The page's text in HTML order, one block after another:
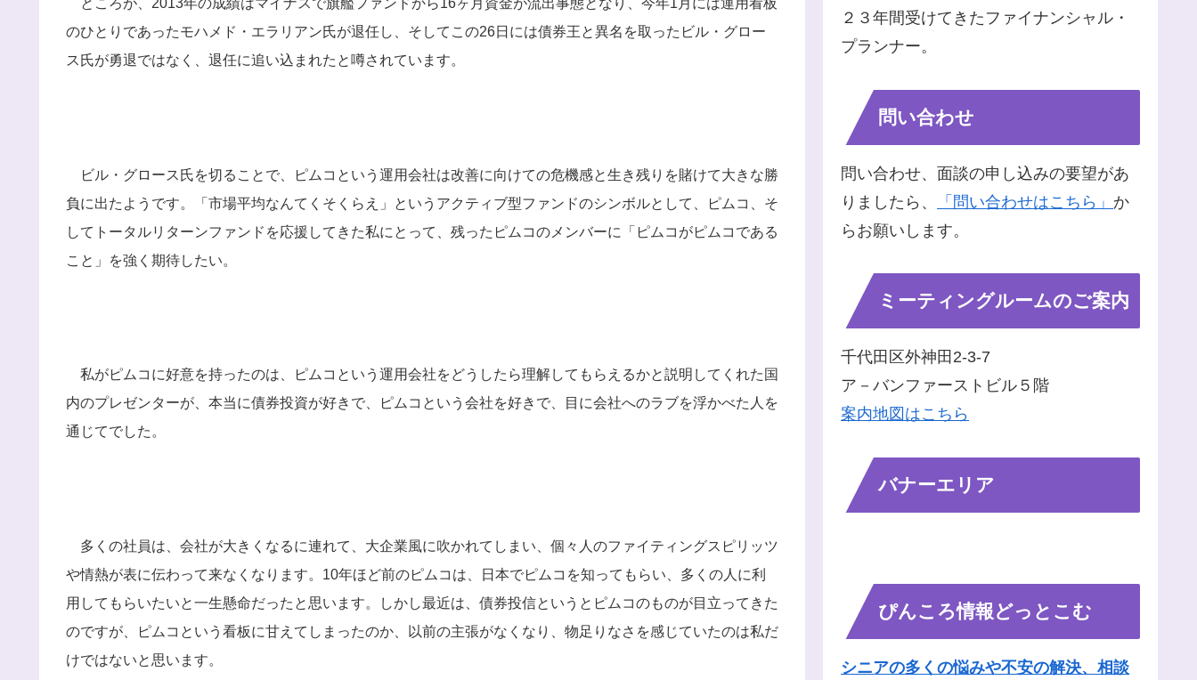
のひとりであったモハメド・エラリアン氏が退任し、そしてこの26日には債券王と異名を取ったビル・グロー
ス氏が勇退ではなく、退任に追い込まれたと噂されています。
ビル・グロース氏を切ることで、ピムコという運用会社は改善に向けての危機感と生き残りを賭けて大きな勝
負に出たようです。「市場平均なんてくそくらえ」というアクティブ型ファンドのシンボルとして、ピムコ、そ
してトータルリターンファンドを応援してきた私にとって、残ったピムコのメンバーに「ピムコがピムコである
こと」を強く期待したい。
私がピムコに好意を持ったのは、ピムコという運用会社をどうしたら理解してもらえるかと説明してくれた国
内のプレゼンターが、本当に債券投資が好きで、ピムコという会社を好きで、目に会社へのラブを浮かべた人を
通じてでした。
多くの社員は、会社が大きくなるに連れて、大企業風に吹かれてしまい、個々人のファイティングスピリッツ
や情熱が表に伝わって来なくなります。10年ほど前のピムコは、日本でピムコを知ってもらい、多くの人に利
用してもらいたいと一生懸命だったと思います。しかし最近は、債券投信というとピムコのものが目立ってきた
のですが、ピムコという看板に甘えてしまったのか、以前の主張がなくなり、物足りなさを感じていたのは私だ
けではないと思います。
２３年間受けてきたファイナンシャル・
プランナー。
問い合わせ
問い合わせ、面談の申し込みの要望があ
りましたら、
「問い合わせはこちら」 か
らお願いします。
ミーティングルームのご案内
千代田区外神田2-3-7
ア－バンファーストビル５階
案内地図はこちら
バナーエリア
ぴんころ情報どっとこむ
シニアの多くの悩みや不安の解決、相談